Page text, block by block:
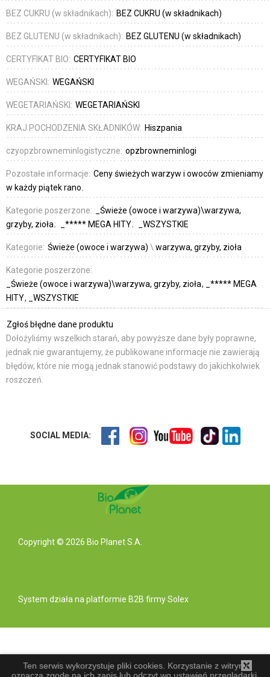
BEZ CUKRU (w składnikach): BEZ CUKRU (w składnikach)
BEZ GLUTENU (w składnikach): BEZ GLUTENU (w składnikach)
CERTYFIKAT BIO: CERTYFIKAT BIO
WEGAŃSKI: WEGAŃSKI
WEGETARIAŃSKI: WEGETARIAŃSKI
KRAJ POCHODZENIA SKŁADNIKÓW: Hiszpania
czyopzbrowneminlogistyczne: opzbrowneminlogi
Pozostałe informacje: Ceny świeżych warzyw i owoców zmieniamy
w każdy piątek rano.
Kategorie poszerzone:
_Świeże (owoce i warzywa)\warzywa,
grzyby, zioła
_***** MEGA HITY _WSZYSTKIE
Kategorie: Świeże (owoce i warzywa) \ warzywa, grzyby, zioła
Kategorie poszerzone:
_Świeże (owoce i warzywa)\warzywa, grzyby, zioła
_***** MEGA
HITY
_WSZYSTKIE
Zgłoś błędne dane produktu
Dołożyliśmy wszelkich starań, aby powyższe dane były poprawne,
jednak nie gwarantujemy, że publikowane informacje nie zawierają
błędów, które nie mogą jednak stanowić podstawy do jakichkolwiek
roszczeń.
SOCIAL MEDIA:
Copyright © 2026 Bio Planet S.A.
System działa na platformie B2B firmy Solex
Ten serwis wykorzystuje pliki cookies. Korzystanie z witryny